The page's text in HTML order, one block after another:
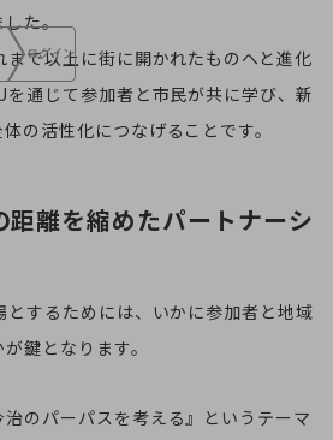
ログイン
ョン)
した。
で以上に街に開かれたものへと進化
通じて参加者と市民が共に学び、新
の活性化につなげることです。
距離を縮めたパートナーシ
とするためには、いかに参加者と地域
鍵となります。
のパーパスを考える』というテーマ